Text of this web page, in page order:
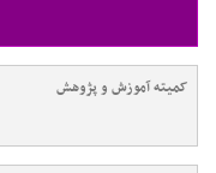
کمیته آموزش و پژوهش